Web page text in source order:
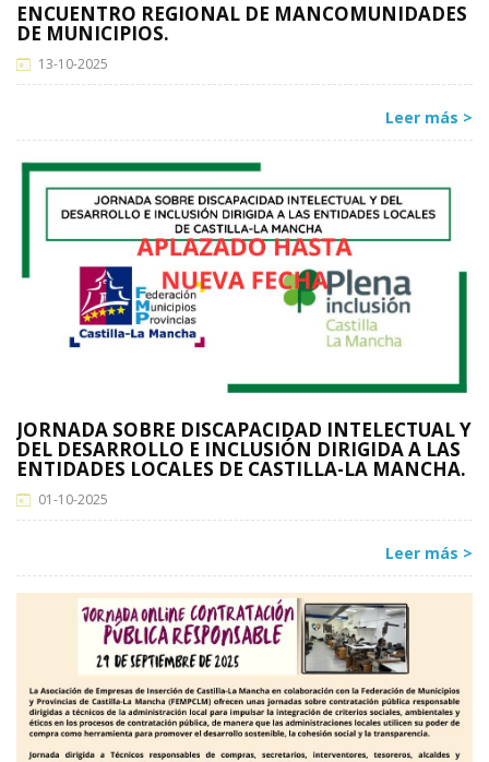
ENCUENTRO REGIONAL DE MANCOMUNIDADES
DE MUNICIPIOS.
13-10-2025
Leer más >
JORNADA SOBRE DISCAPACIDAD INTELECTUAL Y
DEL DESARROLLO E INCLUSIÓN DIRIGIDA A LAS
ENTIDADES LOCALES DE CASTILLA-LA MANCHA.
01-10-2025
Leer más >